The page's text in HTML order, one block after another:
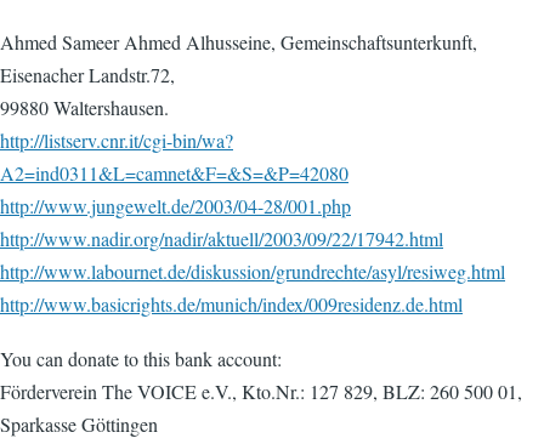
Ahmed Sameer Ahmed Alhusseine, Gemeinschaftsunterkunft,
Eisenacher Landstr.72,
99880 Waltershausen.
http://listserv.cnr.it/cgi-bin/wa?
A2=ind0311&L=camnet&F=&S=&P=42080
http://www.jungewelt.de/2003/04-28/001.php
http://www.nadir.org/nadir/aktuell/2003/09/22/17942.html
http://www.labournet.de/diskussion/grundrechte/asyl/resiweg.html
http://www.basicrights.de/munich/index/009residenz.de.html
You can donate to this bank account:
Förderverein The VOICE e.V., Kto.Nr.: 127 829, BLZ: 260 500 01,
Sparkasse Göttingen